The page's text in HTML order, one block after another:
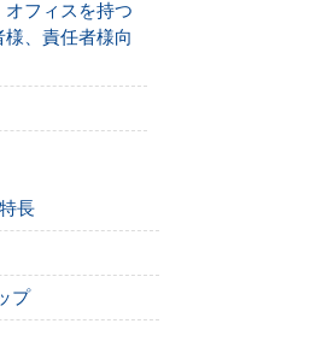
オフィスを持つ
、責任者様向
長
プ